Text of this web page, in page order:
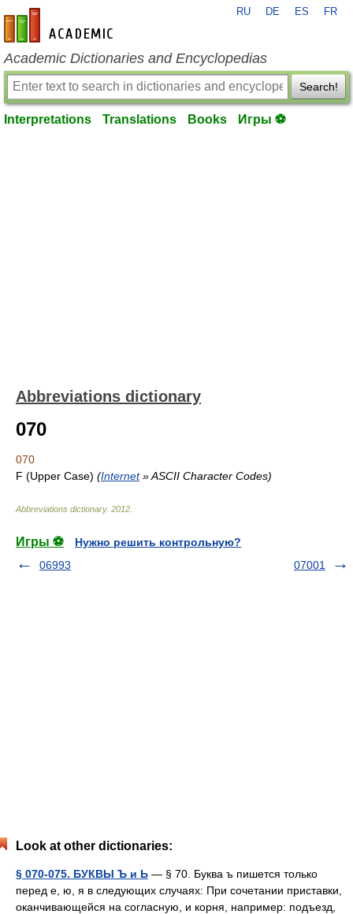
en-academic.com
RU DE ES FR
Academic Dictionaries and Encyclopedias
Search!
Interpretations Translations Books Игры ⚽
Abbreviations dictionary
070
070
F (Upper Case) (Internet» ASCII Character Codes)
Abbreviations dictionary. 2012
Игры ⚽
Нужно решить контрольную?
06993
07001
Look at other dictionaries:
§ 070-075. БУКВЫ Ъ и Ь — § 70. Буква ъ пишется только
перед е, ю, я в следующих случаях: При сочетании приставки,
оканчивающейся на согласную, и корня, например: подъезд,